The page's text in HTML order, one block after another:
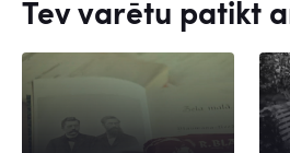
Tev varētu patikt